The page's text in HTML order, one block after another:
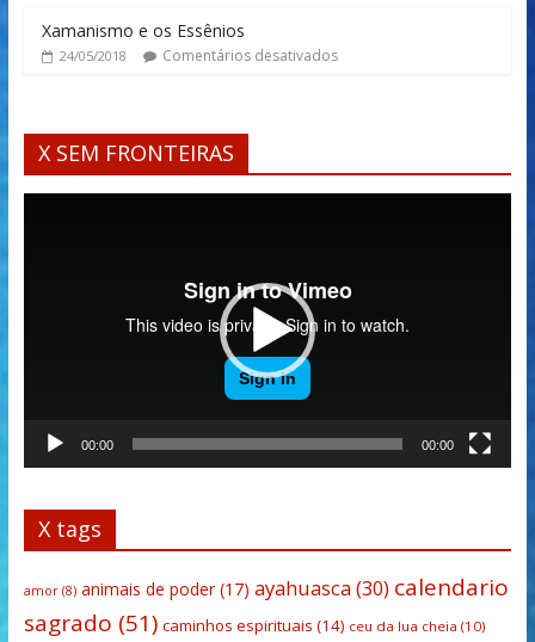
Xamanismo e os Essênios
24/05/2018 Comentários desativados
X SEM FRONTEIRAS
00:00 00:00
X tags
amor(8) animais de poder(17) ayahuasca(30) calendario
sagrado (51) caminhos espirituais (14) ceu da lua cheia (10)